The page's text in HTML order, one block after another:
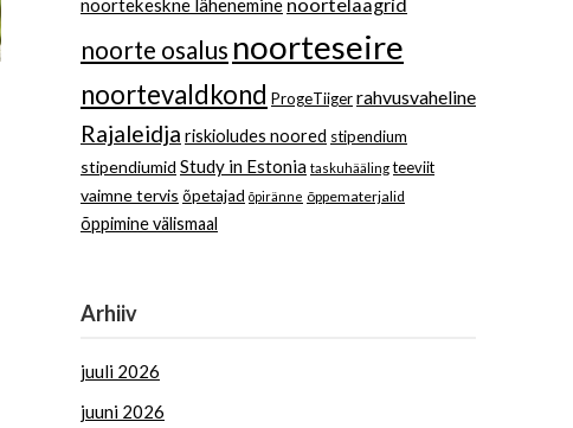
noortekeskne lähenemine
noorte osalus noorteseire
noortevaldkond ProgeTiigerrahvusvaheline
Rajaleidja riskioludes noored stipendium
stipendiumid Study in Estonia taskuhääling teeviit
vaimne tervis õpetajad õpiränne õppematerjalid
õppimine välismaal
Arhiiv
juuli 2026
juuni 2026